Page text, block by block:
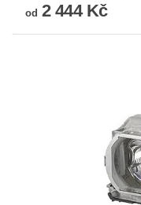
od 2 444 Kč